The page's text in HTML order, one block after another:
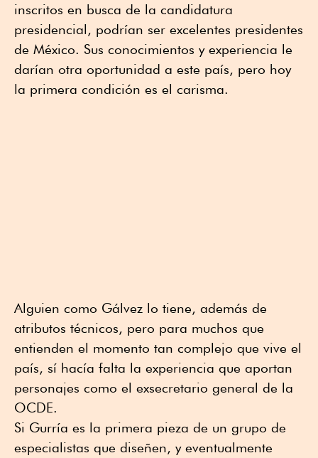
inscritos en busca de la candidatura
presidencial, podrían ser excelentes presidentes
de México. Sus conocimientos y experiencia le
darían otra oportunidad a este país, pero hoy
la primera condición es el carisma.
Alguien como Gálvez lo tiene, además de
atributos técnicos, pero para muchos que
entienden el momento tan complejo que vive el
país, sí hacía falta la experiencia que aportan
personajes como el exsecretario general de la
OCDE.
Si Gurría es la primera pieza de un grupo de
especialistas que diseñen, y eventualmente